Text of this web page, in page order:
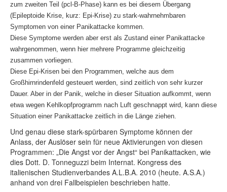
zum zweiten Teil (pcl-B-Phase) kann es bei diesem Übergang
(Epileptoide Krise, kurz: Epi-Krise) zu stark-wahrnehmbaren
Symptomen von einer Panikattacke kommen.
Diese Symptome werden aber erst als Zustand einer Panikattacke
wahrgenommen, wenn hier mehrere Programme gleichzeitig
zusammen vorliegen.
Diese Epi-Krisen bei den Programmen, welche aus dem
Großhirnrindenfeld gesteuert werden, sind zeitlich von sehr kurzer
Dauer. Aber in der Panik, welche in dieser Situation aufkommt, wenn
etwa wegen Kehlkopfprogramm nach Luft geschnappt wird, kann diese
Situation einer Panikattacke zeitlich in die Länge ziehen.
Und genau diese stark-spürbaren Symptome können der
Anlass, der Auslöser sein für neue Aktivierungen von diesen
Programmen: „Die Angst vor der Angst“ bei Panikattacken, wie
dies Dott. D. Tonneguzzi beim Internat. Kongress des
italienischen Studienverbandes A.L.B.A. 2010 (heute. A.S.A.)
anhand von drei Fallbeispielen beschrieben hatte.